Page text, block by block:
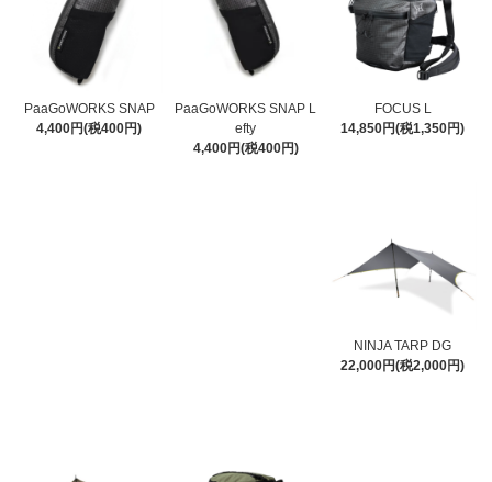
PaaGoWORKS SNAP
4,400円(税400円)
PaaGoWORKS SNAP L
efty
4,400円(税400円)
FOCUS L
14,850円(税1,350円)
NINJA TARP DG
22,000円(税2,000円)